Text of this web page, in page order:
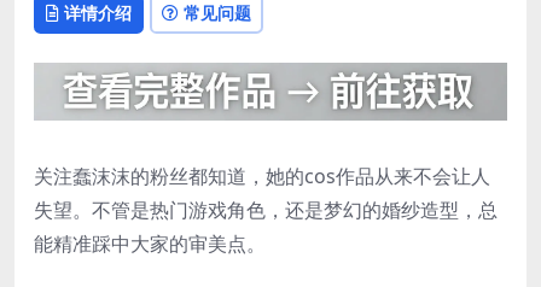
详情介绍 常见问题
关注蠢沫沫的粉丝都知道，她的cos作品从来不会让人
失望。不管是热门游戏角色，还是梦幻的婚纱造型，总
能精准踩中大家的审美点。